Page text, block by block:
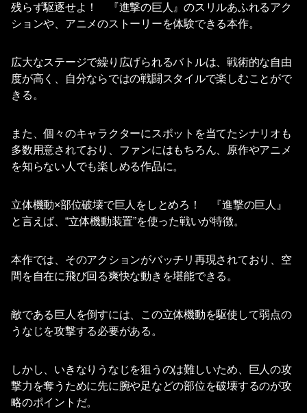
残らず駆逐せよ！ 『進撃の巨人』のスリルあふれるアク
ションや、アニメのストーリーを体験できる本作。
広大なステージで繰り広げられるバトルは、戦術的な自由
度が高く、自分ならではの戦闘スタイルで楽しむことがで
きる。
また、個々のキャラクターにスポットを当てたシナリオも
多数用意されており、ファンにはもちろん、原作やアニメ
を知らない人でも楽しめる作品に。
立体機動×部位破壊で巨人をしとめろ！ 『進撃の巨人』
と言えば、“立体機動装置”を使った戦いが特徴。
本作では、そのアクションがバッチリ再現されており、空
間を自在に飛び回る爽快な動きを堪能できる。
敵である巨人を倒すには、この立体機動を駆使して弱点の
うなじを攻撃する必要がある。
しかし、いきなりうなじを狙うのは難しいため、巨人の攻
撃力を奪うために先に腕や足などの部位を破壊するのが攻
略のポイントだ。